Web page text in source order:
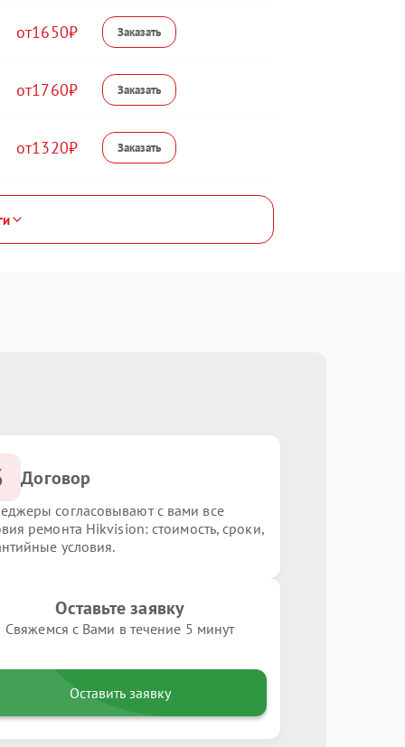
1650
1760
1320
Договор
согласовывают с вами все
ремонта Hikvision: стоимость, сроки,
условия.
Оставьте заявку
Свяжемся с Вами в течение 5 минут
Оставить заявку